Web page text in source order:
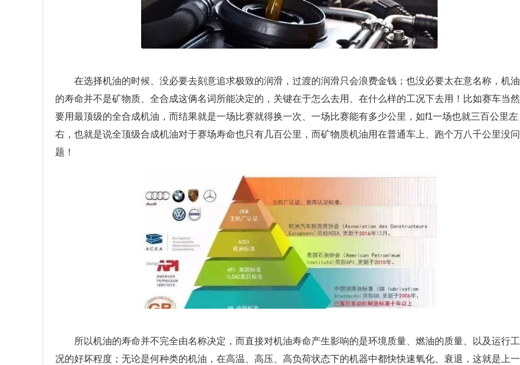
在选择机油的时候、没必要去刻意追求极致的润滑，过渡的润滑只会浪费金钱；也没必要太在意名称，机油
的寿命并不是矿物质、全合成这俩名词所能决定的，关键在于怎么去用、在什么样的工况下去用！比如赛车当然
要用最顶级的全合成机油，而结果就是一场比赛就得换一次、一场比赛能有多少公里，如f1一场也就三百公里左
右，也就是说全顶级合成机油对于赛场寿命也只有几百公里，而矿物质机油用在普通车上、跑个万八千公里没问
题！
所以机油的寿命并不完全由名称决定，而直接对机油寿命产生影响的是环境质量、燃油的质量、以及运行工
况的好坏程度；无论是何种类的机油，在高温、高压、高负荷状态下的机器中都快快速氧化、衰退，这就是上一